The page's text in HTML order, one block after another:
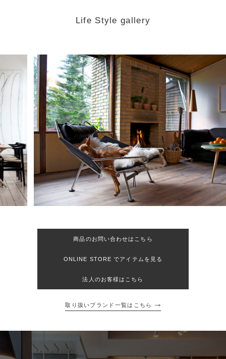
Life Style gallery
商品のお問い合わせはこちら
ONLINE STORE でアイテムを見る
法人のお客様はこちら
取り扱いブランド一覧はこちら